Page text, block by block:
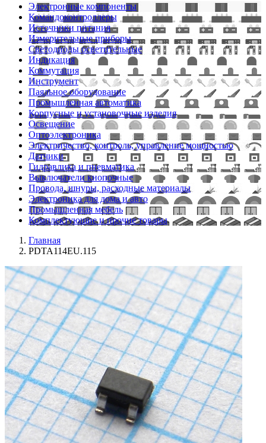
Электронные компоненты
Командоконтроллеры
Источники питания
Измерительные приборы
Светодиоды осветительные
Индикация
Коммутация
Инструмент
Паяльное оборудование
Промышленная автоматика
Корпусные и установочные изделия
Освещение
Оптоэлектроника
Электричество, контроль, управление мощностью
Датчики
Гидравлика и пневматика
Выключатели кнопочные
Провода, шнуры, расходные материалы
Электроника для дома и авто
Промышленная мебель
Комплектующие и прочие товары
Главная
PDTA114EU.115